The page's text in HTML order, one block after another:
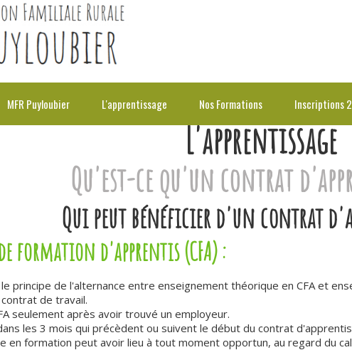
MFR Puyloubier L'apprentissage Nos Formations Inscriptions
L'apprentissage
Qu'est-ce qu'un contrat
Qui peut bénéficier d'un contrat
formation d'apprentis (CFA) :
principe de l'alternance entre enseignement théorique en CFA et
de travail.
seulement après avoir trouvé un employeur.
les 3 mois qui précèdent ou suivent le début du contrat
en formation peut avoir lieu à tout moment opportun, au regard du